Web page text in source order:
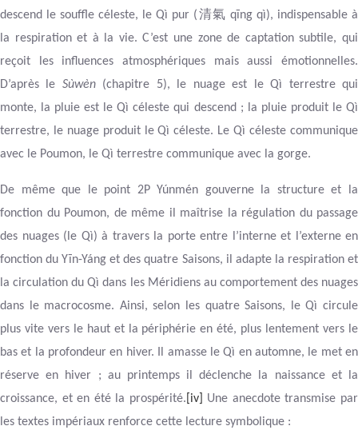
descend le souffle céleste, le Qì pur (清氣 qīng qì), indispensable à
la respiration et à la vie. C’est une zone de captation subtile, qui
reçoit les influences atmosphériques mais aussi émotionnelles.
D’après le Sùwèn (chapitre 5), le nuage est le Qì terrestre qui
monte, la pluie est le Qì céleste qui descend ; la pluie produit le Qì
terrestre, le nuage produit le Qì céleste. Le Qì céleste communique
avec le Poumon, le Qì terrestre communique avec la gorge.
De même que le point 2P Yúnmén gouverne la structure et la
fonction du Poumon, de même il maîtrise la régulation du passage
des nuages (le Qì) à travers la porte entre l’interne et l’externe en
fonction du Yīn-Yáng et des quatre Saisons, il adapte la respiration et
la circulation du Qì dans les Méridiens au comportement des nuages
dans le macrocosme. Ainsi, selon les quatre Saisons, le Qì circule
plus vite vers le haut et la périphérie en été, plus lentement vers le
bas et la profondeur en hiver. Il amasse le Qì en automne, le met en
réserve en hiver ; au printemps il déclenche la naissance et la
croissance, et en été la prospérité. [iv]
Une anecdote transmise par
les textes impériaux renforce cette lecture symbolique :